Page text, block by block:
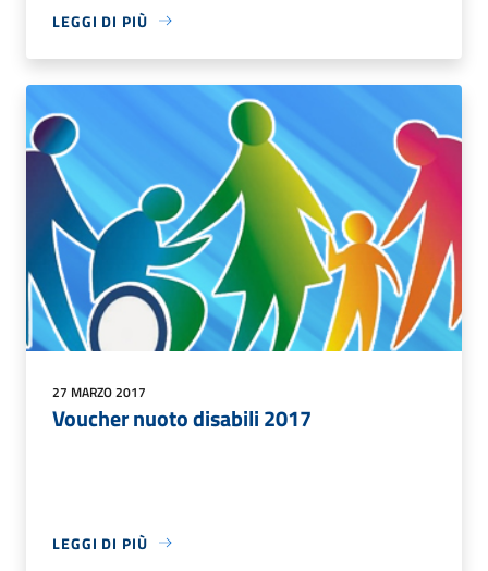
LEGGI DI PIÙ
27 MARZO 2017
Voucher nuoto disabili 2017
LEGGI DI PIÙ